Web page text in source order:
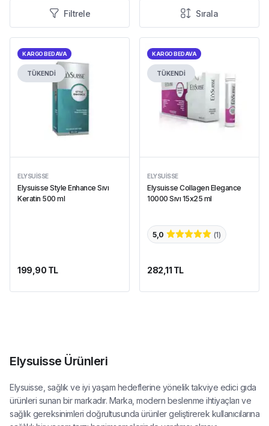
Filtrele Sırala
KARGO BEDAVA
TÜKENDİ
ELYSUISSE
Elysuisse Style Enhance Sıvı
Keratin 500 ml
199,90 TL
KARGO BEDAVA
TÜKENDİ
ELYSUISSE
Elysuisse Collagen Elegance
10000 Sıvı 15x25 ml
5,0 (1)
282,11 TL
Elysuisse Ürünleri
Elysuisse, sağlık ve iyi yaşam hedeflerine yönelik takviye edici gıda
ürünleri sunan bir markadır. Marka, modern beslenme ihtiyaçları ve
sağlık gereksinimleri doğrultusunda ürünler geliştirerek kullanıcılarına